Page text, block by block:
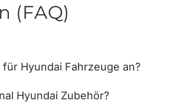
(FAQ)
Hyundai Fahrzeuge an?
Hyundai Zubehör?